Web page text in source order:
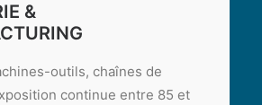
&
outils, chaînes de
continue entre 85 et